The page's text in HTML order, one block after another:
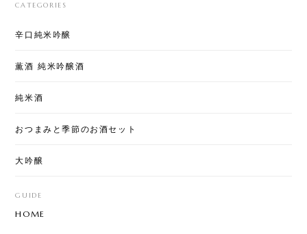
CATEGORIES
辛口純米吟醸
薫酒 純米吟醸酒
純米酒
おつまみと季節のお酒セット
大吟醸
GUIDE
HOME